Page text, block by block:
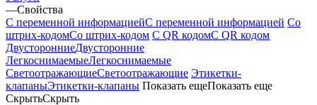
—Свойства
C переменной информациейC переменной информацией Со
штрих-кодомСо штрих-кодом С QR кодомС QR кодом
ДвусторонниеДвусторонние
ЛегкоснимаемыеЛегкоснимаемые
СветоотражающиеСветоотражающие Этикетки-
клапаныЭтикетки-клапаны Показать ещеПоказать еще
СкрытьСкрыть